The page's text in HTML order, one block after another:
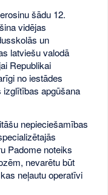
šādu 12.
vidējas
un
latviešu valodā
Republikai
no iestādes
izglītības apgūšana
nepieciešamības
Padome noteiks
nevarētu būt
neļautu operatīvi